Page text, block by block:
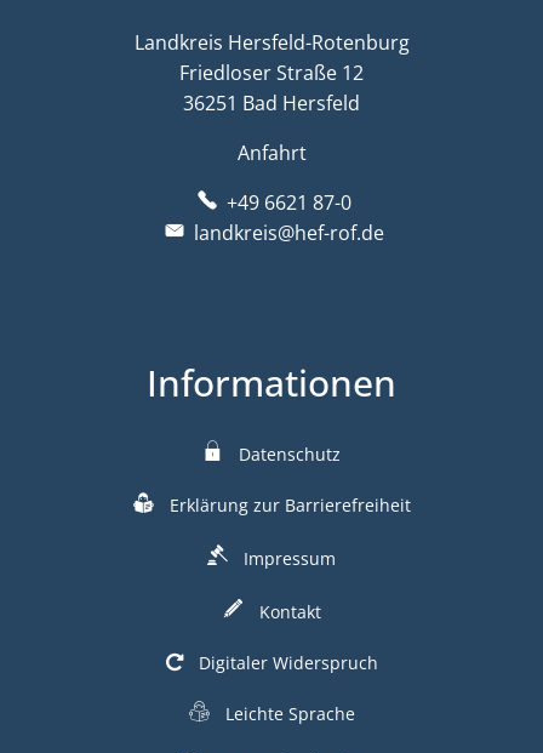
Landkreis Hersfeld-Rotenburg
Friedloser Straße 12
36251 Bad Hersfeld
Anfahrt
+49 6621 87-0
landkreis@hef-rof.de
Informationen
Datenschutz
Erklärung zur Barrierefreiheit
Impressum
Kontakt
Digitaler Widerspruch
Leichte Sprache